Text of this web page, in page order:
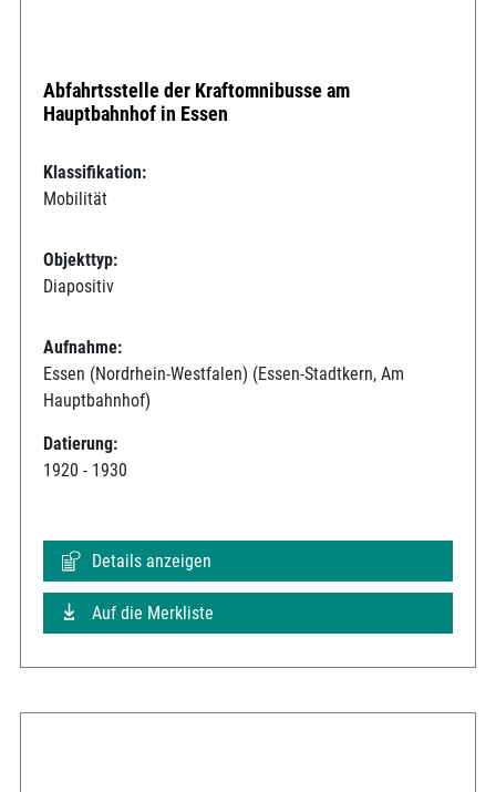
Abfahrtsstelle der Kraftomnibusse am
Hauptbahnhof in Essen
Klassifikation:
Mobilität
Objekttyp:
Diapositiv
Aufnahme:
Essen (Nordrhein-Westfalen) (Essen-Stadtkern, Am
Hauptbahnhof)
Datierung:
1920 - 1930
Details anzeigen
Auf die Merkliste